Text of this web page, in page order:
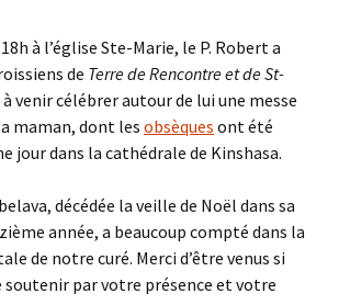
à l’église Ste-Marie, le P. Robert a
de Terre de Rencontre et de St-
à venir célébrer autour de lui une messe
maman, dont les obsèques ont été
jour dans la cathédrale de Kinshasa.
décédée la veille de Noël dans sa
année, a beaucoup compté dans la
de notre curé. Merci d’être venus si
soutenir par votre présence et votre